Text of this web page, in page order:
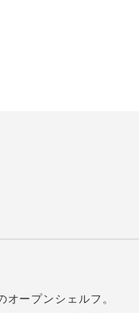
ープンシェルフ。